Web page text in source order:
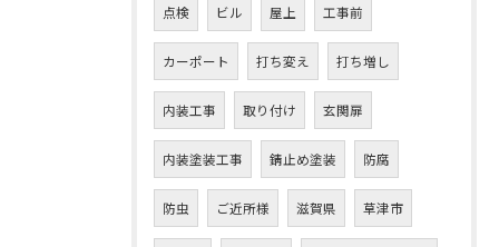
点検 ビル 屋上 工事前
カーポート 打ち変え 打ち増し
内装工事 取り付け 玄関扉
内装塗装工事 錆止め塗装 防腐
防虫 ご近所様 滋賀県 草津市
お問い合わせはこちら